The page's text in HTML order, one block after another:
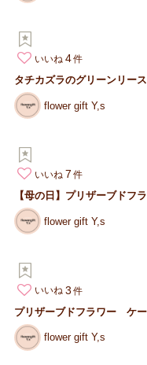
いいね 4
タチカズラのグリーンリース
flower gift Y,s
いいね 7
flower gift Y,s
いいね 3
flower gift Y,s